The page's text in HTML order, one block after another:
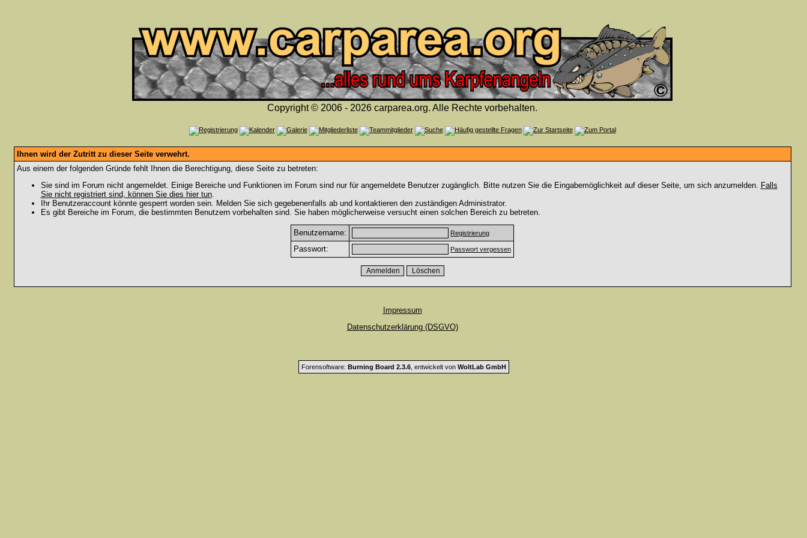
Copyright © 2006 - 2026 carparea.org. Alle Rechte vorbehalten.
Ihnen wird der Zutritt zu dieser Seite verwehrt.
Aus einem der folgenden Gründe fehlt Ihnen die Berechtigung, diese Seite zu betreten:
Sie sind im Forum nicht angemeldet. Einige Bereiche und Funktionen im Forum sind nur für angemeldete Benutzer zugänglich. Bitte nutzen Sie die Eingabemöglichkeit auf dieser Seite, um sich anzumelden. Falls
Sie nicht registriert sind, können Sie dies hier tun.
Ihr Benutzeraccount könnte gesperrt worden sein. Melden Sie sich gegebenenfalls ab und kontaktieren den zuständigen Administrator.
Es gibt Bereiche im Forum, die bestimmten Benutzern vorbehalten sind. Sie haben möglicherweise versucht einen solchen Bereich zu betreten.
Benutzername: Registrierung
Passwort: Passwort vergessen
Impressum
Datenschutzerklärung (DSGVO)
Forensoftware: Burning Board 2.3.6, entwickelt von WoltLab GmbH